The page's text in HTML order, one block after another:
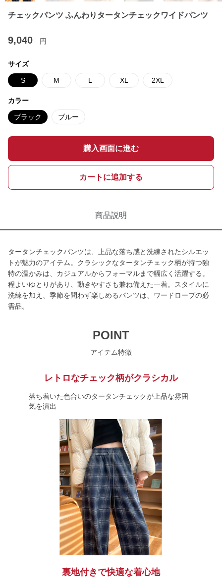
チェックパンツ ふんわりタータンチェックワイドパンツ
9,040 円
サイズ
S M L XL 2XL
カラー
ブラック ブルー
購入画面に進む
カートに追加する
商品説明
タータンチェックパンツは、上品な落ち感と洗練されたシルエッ
トが魅力のアイテム。クラシックなタータンチェック柄が持つ独
特の温かみは、カジュアルからフォーマルまで幅広く活躍する。
程よいゆとりがあり、動きやすさも兼ね備えた一着。スタイルに
洗練を加え、季節を問わず楽しめるパンツは、ワードローブの必
需品。
POINT
アイテム特徴
レトロなチェック柄がクラシカル
落ち着いた色合いのタータンチェックが上品な雰囲
気を演出
裏地付きで快適な着心地